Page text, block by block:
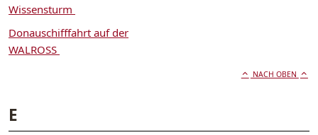
Wissensturm
Donauschifffahrt auf der
WALROSS
NACH OBEN
E